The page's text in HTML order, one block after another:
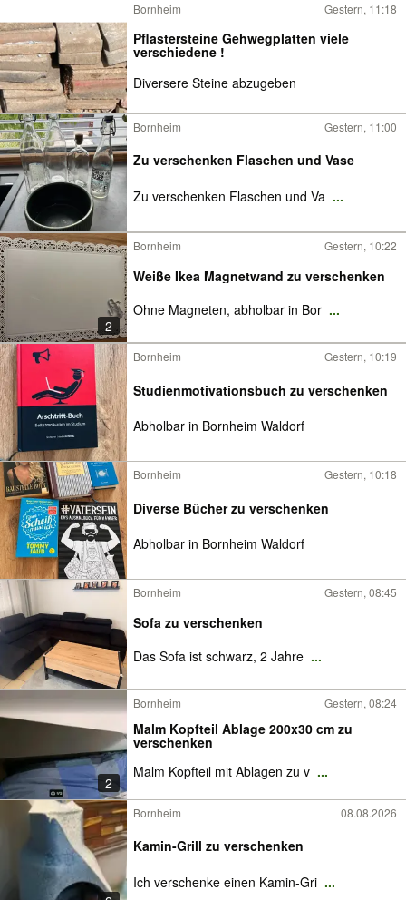
Bornheim Gestern, 11:18
Pflastersteine Gehwegplatten viele
verschiedene !
Diversere Steine abzugeben
Bornheim Gestern, 11:00
Zu verschenken Flaschen und Vase
Zu verschenken Flaschen und Va ...
2
Bornheim Gestern, 10:22
Weiße Ikea Magnetwand zu verschenken
Ohne Magneten, abholbar in Bor ...
Bornheim Gestern, 10:19
Studienmotivationsbuch zu verschenken
Abholbar in Bornheim Waldorf
Bornheim Gestern, 10:18
Diverse Bücher zu verschenken
Abholbar in Bornheim Waldorf
Bornheim Gestern, 08:45
Sofa zu verschenken
Das Sofa ist schwarz, 2 Jahre ...
2
Bornheim Gestern, 08:24
Malm Kopfteil Ablage 200x30 cm zu
verschenken
Malm Kopfteil mit Ablagen zu v ...
Bornheim 08.08.2026
Kamin-Grill zu verschenken
Ich verschenke einen Kamin-Gri ...